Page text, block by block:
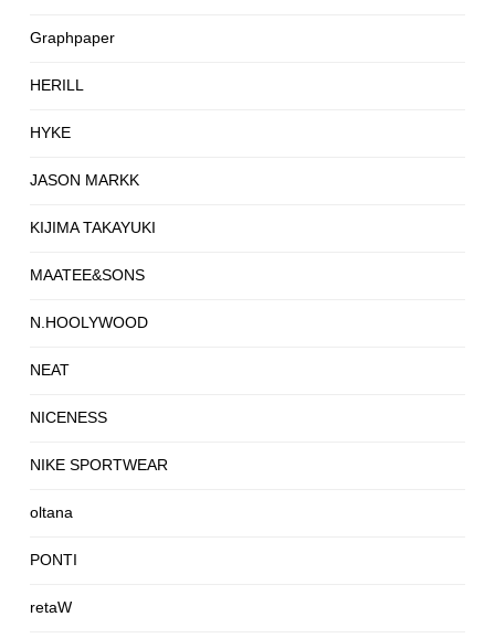
Graphpaper
HERILL
HYKE
JASON MARKK
KIJIMA TAKAYUKI
MAATEE&SONS
N.HOOLYWOOD
NEAT
NICENESS
NIKE SPORTWEAR
oltana
PONTI
retaW